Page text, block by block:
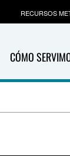
CÓMO
RECURSOS